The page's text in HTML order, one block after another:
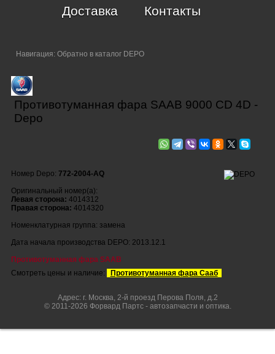
Доставка
Контакты
Навигация: Обратно в каталог DEPO
Противотуманная фара SAAB 9000 CD 4D -
Depo
Номер Depo: 772-2004-AQ
Оригинальный номер(а):
Левая сторона: 4014312
Правая сторона: 4014320
Номенклатурная группа: замена
Дата начала производства DEPO: 2013.12.1
Противотуманная фара SAAB
Смотреть цены и наличие:
Противотуманная фара Сааб
Адрес: г. Москва, 2-й проезд Перова Поля, д.2
© 2011-2026 Форвард Партс - автозапчасти и оптика.